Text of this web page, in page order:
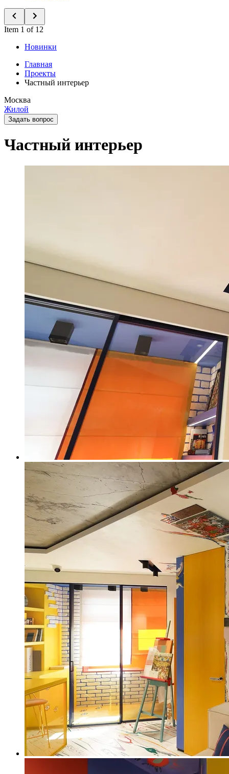
Item 1 of 12
Новинки
Главная
Проекты
Частный интерьер
Москва
Жилой
Задать вопрос
Частный интерьер